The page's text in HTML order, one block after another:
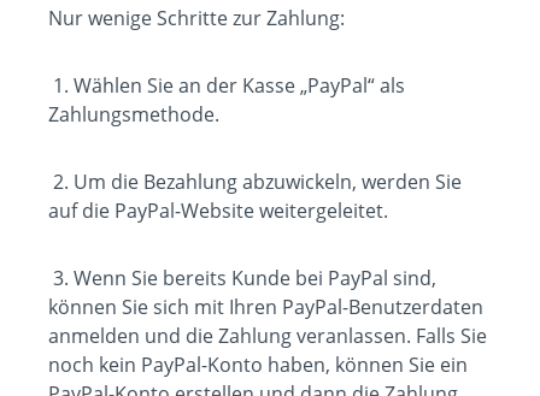
Nur wenige Schritte zur Zahlung:
1. Wählen Sie an der Kasse „PayPal“ als
Zahlungsmethode.
2. Um die Bezahlung abzuwickeln, werden Sie
auf die PayPal-Website weitergeleitet.
3. Wenn Sie bereits Kunde bei PayPal sind,
können Sie sich mit Ihren PayPal-Benutzerdaten
anmelden und die Zahlung veranlassen. Falls Sie
noch kein PayPal-Konto haben, können Sie ein